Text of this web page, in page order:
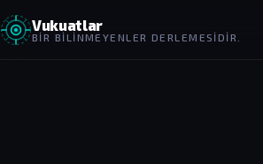
Vukuatlar
BIR BILINMEYENLER DERLEMESIDIR.